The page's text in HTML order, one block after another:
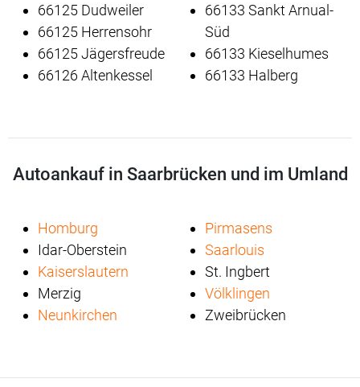
66125 Dudweiler
66125 Herrensohr
66125 Jägersfreude
66126 Altenkessel
66133 Sankt Arnual-
Süd
66133 Kieselhumes
66133 Halberg
Autoankauf in Saarbrücken und im Umland
Homburg
Idar-Oberstein
Kaiserslautern
Merzig
Neunkirchen
Pirmasens
Saarlouis
St. Ingbert
Völklingen
Zweibrücken